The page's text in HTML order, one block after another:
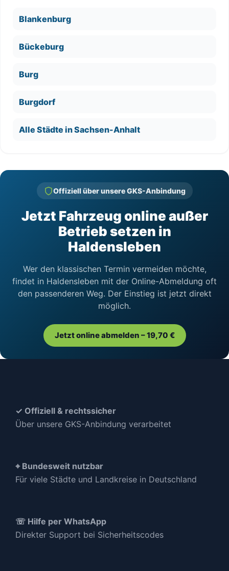
Blankenburg
Bückeburg
Burg
Burgdorf
Alle Städte in Sachsen-Anhalt
Offiziell über unsere GKS-Anbindung
Jetzt Fahrzeug online außer
Betrieb setzen in
Haldensleben
Wer den klassischen Termin vermeiden möchte,
findet in Haldensleben mit der Online-Abmeldung oft
den passenderen Weg. Der Einstieg ist jetzt direkt
möglich.
Jetzt online abmelden – 19,70 €
✓ Offiziell & rechtssicher
Über unsere GKS-Anbindung verarbeitet
⌖ Bundesweit nutzbar
Für viele Städte und Landkreise in Deutschland
☏ Hilfe per WhatsApp
Direkter Support bei Sicherheitscodes